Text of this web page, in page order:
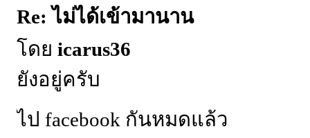
Re: ไม่ได้เข้ามานาน
โดย icarus36
ยังอยู่ครับ
ไป facebook กันหมดแล้ว